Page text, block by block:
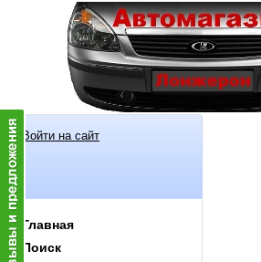
Войти на сайт
Главная
Поиск